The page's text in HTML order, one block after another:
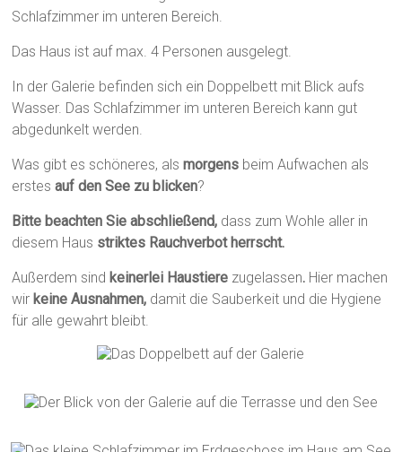
Schlafzimmer im unteren Bereich.
Das Haus ist auf max. 4 Personen ausgelegt.
In der Galerie befinden sich ein Doppelbett mit Blick aufs
Wasser. Das Schlafzimmer im unteren Bereich kann gut
abgedunkelt werden.
Was gibt es schöneres, alsmorgens beim Aufwachen als
erstesauf den See zu blicken?
Bitte beachten Sie abschließend, dass zum Wohle aller in
diesem Haus striktes Rauchverbot herrscht.
Außerdem sind keinerlei Haustiere zugelassen. Hier machen
wir keine Ausnahmen, damit die Sauberkeit und die Hygiene
für alle gewahrt bleibt.